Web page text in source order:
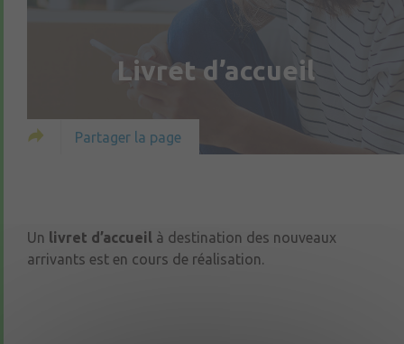
Livret d’accueil
Partager la page
Un livret d’accueil à destination des nouveaux
arrivants est en cours de réalisation.